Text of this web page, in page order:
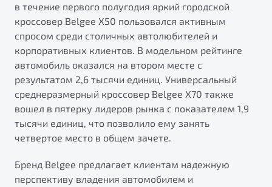
в течение первого полугодия яркий городской
кроссовер Belgee X50 пользовался активным
спросом среди столичных автолюбителей и
корпоративных клиентов. В модельном рейтинге
автомобиль оказался на втором месте с
результатом 2,6 тысячи единиц. Универсальный
среднеразмерный кроссовер Belgee X70 также
вошел в пятерку лидеров рынка с показателем 1,9
тысячи единиц, что позволило ему занять
четвертое место в общем зачете.
Бренд Belgee предлагает клиентам надежную
перспективу владения автомобилем и